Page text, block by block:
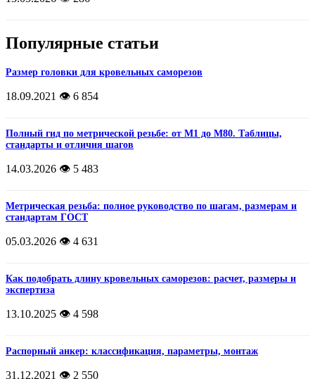
Популярные статьи
Размер головки для кровельных саморезов
18.09.2021 👁️ 6 854
Полный гид по метрической резьбе: от М1 до М80. Таблицы,
стандарты и отличия шагов
14.03.2026 👁️ 5 483
Метрическая резьба: полное руководство по шагам, размерам и
стандартам ГОСТ
05.03.2026 👁️ 4 631
Как подобрать длину кровельных саморезов: расчет, размеры и
экспертиза
13.10.2025 👁️ 4 598
Распорный анкер: классификация, параметры, монтаж
31.12.2021 👁️ 2 550